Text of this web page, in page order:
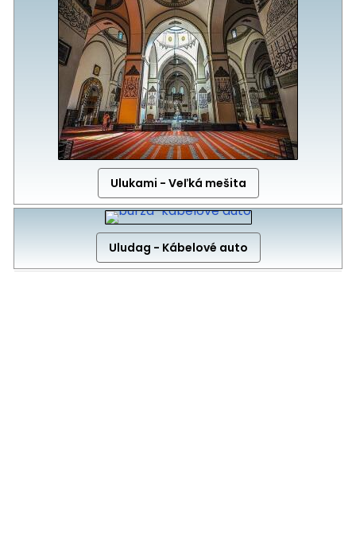
Ulukami - Veľká mešita
Uludag - Kábelové auto